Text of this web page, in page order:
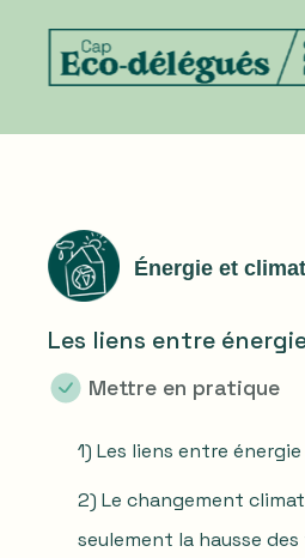
Énergie et climat
Les liens entre
Mettre en pratique
1) Les liens entre
2) Le changement
seulement la hausse